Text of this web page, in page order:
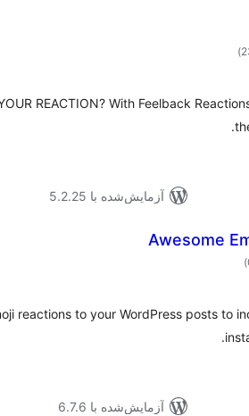
مجموع
امتیازها)
REACTION? With Feelback
آزمایش‌شده با 5.2.25
Awesome
مجموع
امتیازها
)
reactions to your WordPress posts to
آزمایش‌شده با 6.7.6